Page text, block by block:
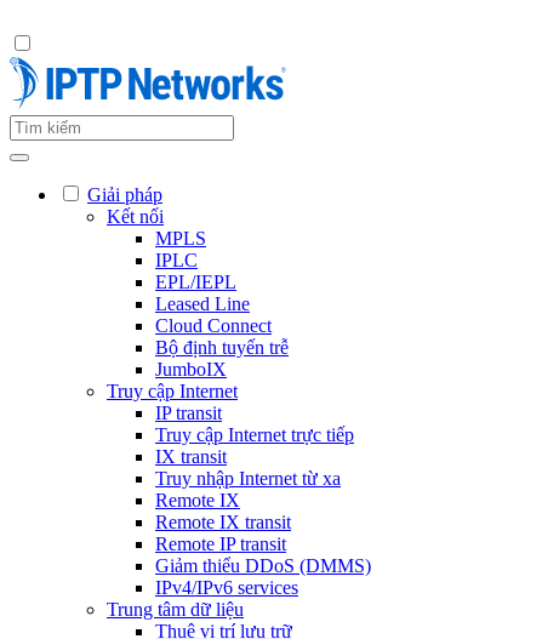
Giải pháp
Kết nối
MPLS
IPLC
EPL/IEPL
Leased Line
Cloud Connect
Bộ định tuyến trễ
JumboIX
Truy cập Internet
IP transit
Truy cập Internet trực tiếp
IX transit
Truy nhập Internet từ xa
Remote IX
Remote IX transit
Remote IP transit
Giảm thiểu DDoS (DMMS)
IPv4/IPv6 services
Trung tâm dữ liệu
Thuê vị trí lưu trữ